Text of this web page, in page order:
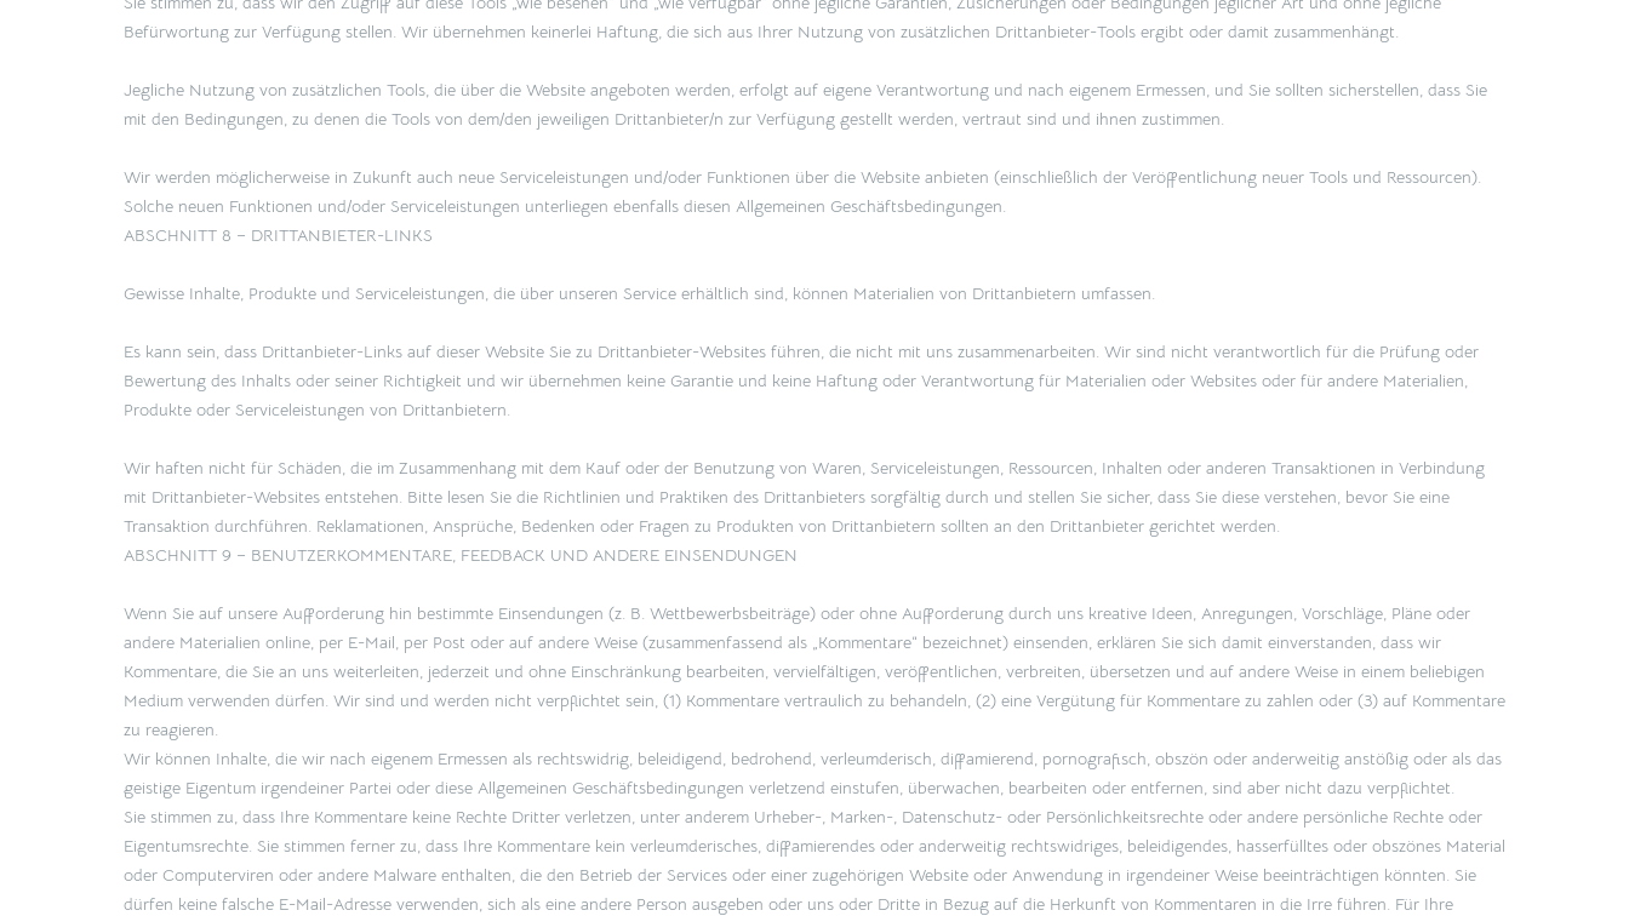
Befürwortung zur Verfügung stellen. Wir übernehmen keinerlei Haftung, die sich aus Ihrer Nutzung von zusätzlichen Drittanbieter-Tools ergibt oder damit zusammenhängt.
Jegliche Nutzung von zusätzlichen Tools, die über die Website angeboten werden, erfolgt auf eigene Verantwortung und nach eigenem Ermessen, und Sie sollten sicherstellen, dass Sie
mit den Bedingungen, zu denen die Tools von dem/den jeweiligen Drittanbieter/n zur Verfügung gestellt werden, vertraut sind und ihnen zustimmen.
Wir werden möglicherweise in Zukunft auch neue Serviceleistungen und/oder Funktionen über die Website anbieten (einschließlich der Veröffentlichung neuer Tools und Ressourcen).
Solche neuen Funktionen und/oder Serviceleistungen unterliegen ebenfalls diesen Allgemeinen Geschäftsbedingungen.
ABSCHNITT 8 – DRITTANBIETER-LINKS
Gewisse Inhalte, Produkte und Serviceleistungen, die über unseren Service erhältlich sind, können Materialien von Drittanbietern umfassen.
Es kann sein, dass Drittanbieter-Links auf dieser Website Sie zu Drittanbieter-Websites führen, die nicht mit uns zusammenarbeiten. Wir sind nicht verantwortlich für die Prüfung oder
Bewertung des Inhalts oder seiner Richtigkeit und wir übernehmen keine Garantie und keine Haftung oder Verantwortung für Materialien oder Websites oder für andere Materialien,
Produkte oder Serviceleistungen von Drittanbietern.
Wir haften nicht für Schäden, die im Zusammenhang mit dem Kauf oder der Benutzung von Waren, Serviceleistungen, Ressourcen, Inhalten oder anderen Transaktionen in Verbindung
mit Drittanbieter-Websites entstehen. Bitte lesen Sie die Richtlinien und Praktiken des Drittanbieters sorgfältig durch und stellen Sie sicher, dass Sie diese verstehen, bevor Sie eine
Transaktion durchführen. Reklamationen, Ansprüche, Bedenken oder Fragen zu Produkten von Drittanbietern sollten an den Drittanbieter gerichtet werden.
ABSCHNITT 9 – BENUTZERKOMMENTARE, FEEDBACK UND ANDERE EINSENDUNGEN
Wenn Sie auf unsere Aufforderung hin bestimmte Einsendungen (z. B. Wettbewerbsbeiträge) oder ohne Aufforderung durch uns kreative Ideen, Anregungen, Vorschläge, Pläne oder
andere Materialien online, per E-Mail, per Post oder auf andere Weise (zusammenfassend als „Kommentare“ bezeichnet) einsenden, erklären Sie sich damit einverstanden, dass wir
Kommentare, die Sie an uns weiterleiten, jederzeit und ohne Einschränkung bearbeiten, vervielfältigen, veröffentlichen, verbreiten, übersetzen und auf andere Weise in einem beliebigen
Medium verwenden dürfen. Wir sind und werden nicht verpflichtet sein, (1) Kommentare vertraulich zu behandeln, (2) eine Vergütung für Kommentare zu zahlen oder (3) auf Kommentare
zu reagieren.
Wir können Inhalte, die wir nach eigenem Ermessen als rechtswidrig, beleidigend, bedrohend, verleumderisch, diffamierend, pornografisch, obszön oder anderweitig anstößig oder als das
geistige Eigentum irgendeiner Partei oder diese Allgemeinen Geschäftsbedingungen verletzend einstufen, überwachen, bearbeiten oder entfernen, sind aber nicht dazu verpflichtet.
Sie stimmen zu, dass Ihre Kommentare keine Rechte Dritter verletzen, unter anderem Urheber-, Marken-, Datenschutz- oder Persönlichkeitsrechte oder andere persönliche Rechte oder
Eigentumsrechte. Sie stimmen ferner zu, dass Ihre Kommentare kein verleumderisches, diffamierendes oder anderweitig rechtswidriges, beleidigendes, hasserfülltes oder obszönes Material
oder Computerviren oder andere Malware enthalten, die den Betrieb der Services oder einer zugehörigen Website oder Anwendung in irgendeiner Weise beeinträchtigen könnten. Sie
dürfen keine falsche E-Mail-Adresse verwenden, sich als eine andere Person ausgeben oder uns oder Dritte in Bezug auf die Herkunft von Kommentaren in die Irre führen. Für Ihre